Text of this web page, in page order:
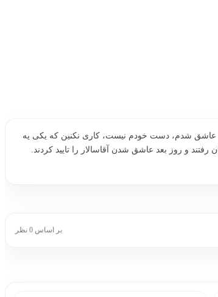
من عاشق شدم، دست خودم نیست، کاری نکنین که یکی یه
و روز بعد عاشق شدن آقاسالار را تایید کردند.
بر اساس 0 نظر